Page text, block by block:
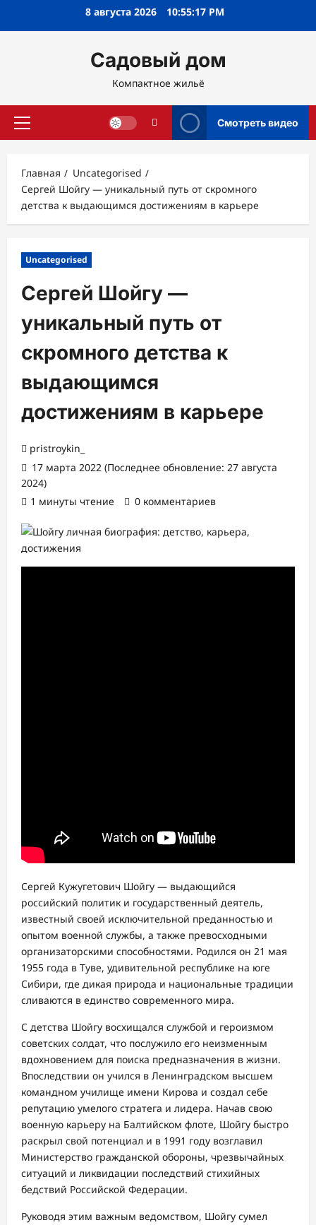
8 августа 2026 10:55:19 PM
Садовый дом
Компактное жильё
Основное
Смотреть видео
Главная
Uncategorised
Сергей Шойгу — уникальный путь от скромного
детства к выдающимся достижениям в карьере
Uncategorised
Сергей Шойгу —
уникальный путь от
скромного детства к
выдающимся
достижениям в карьере
pristroykin_
17 марта 2022 (Последнее обновление: 27 августа
2024)
1 минуты чтение
0 комментариев
Сергей Кужугетович Шойгу — выдающийся
российский политик и государственный деятель,
известный своей исключительной преданностью и
опытом военной службы, а также превосходными
организаторскими способностями. Родился он 21 мая
1955 года в Туве, удивительной республике на юге
Сибири, где дикая природа и национальные традиции
сливаются в единство современного мира.
С детства Шойгу восхищался службой и героизмом
советских солдат, что послужило его неизменным
вдохновением для поиска предназначения в жизни.
Впоследствии он учился в Ленинградском высшем
командном училище имени Кирова и создал себе
репутацию умелого стратега и лидера. Начав свою
военную карьеру на Балтийском флоте, Шойгу быстро
раскрыл свой потенциал и в 1991 году возглавил
Министерство гражданской обороны, чрезвычайных
ситуаций и ликвидации последствий стихийных
бедствий Российской Федерации.
Руководя этим важным ведомством, Шойгу сумел